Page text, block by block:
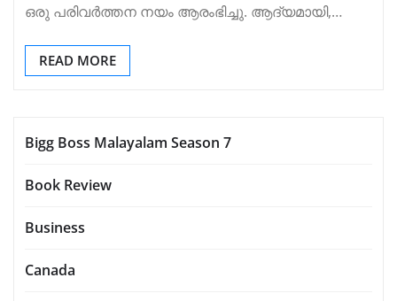
ഒരു പരിവർത്തന നയം ആരംഭിച്ചു. ആദ്യമായി,…
READ MORE
Bigg Boss Malayalam Season 7
Book Review
Business
Canada